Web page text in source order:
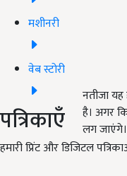
मशीनरी
वेब स्टोरी
पत्रिकाएँ
हमारी प्रिंट और डिजिटल
नतीजा
है। अगर
लग